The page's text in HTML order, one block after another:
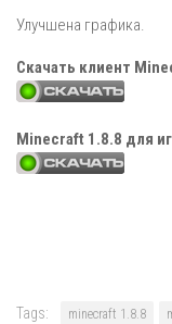
Улучшена графика.
Скачать клиент
Minecraft 1.8.8 для
Tags: minecraft 1.8.8